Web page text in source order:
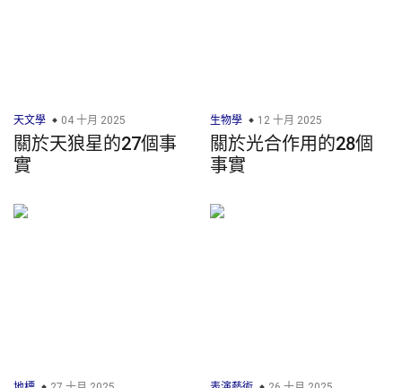
天文學 04 十月 2025
關於天狼星的27個事
實
生物學 12 十月 2025
關於光合作用的28個
事實